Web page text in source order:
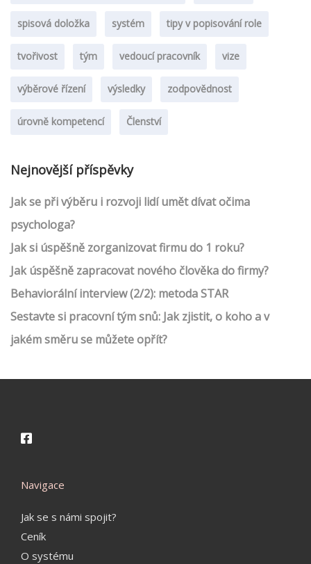
spisová doložka systém tipy v popisování role
tvořivost tým vedoucí pracovník vize
výběrové řízení výsledky zodpovědnost
úrovně kompetencí Členství
Nejnovější příspěvky
Jak se při výběru i rozvoji lidí umět dívat očima
psychologa?
Jak si úspěšně zorganizovat firmu do 1 roku?
Jak úspěšně zapracovat nového člověka do firmy?
Behaviorální interview (2/2): metoda STAR
Sestavte si pracovní tým snů: Jak zjistit, o koho a v
jakém směru se můžete opřít?
Navigace
Jak se s námi spojit?
Ceník
O systému